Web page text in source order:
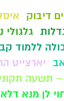
דיבוק
ללמוד
יארצייט
תשעה תקונין
לן מנא